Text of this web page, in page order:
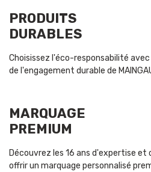
PRODUITS
DURABLES
Choisissez l'éco-responsabilité
de l'engagement durable de
MARQUAGE
PREMIUM
Découvrez les 16 ans d'expertise
offrir un marquage personnalisé